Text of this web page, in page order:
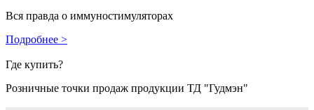
Вся правда о иммуностимуляторах
Подробнее >
Где купить?
Розничные точки продаж продукции ТД "Гудмэн"